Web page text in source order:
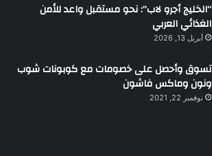
“الخليج أجرو لاب”: نحو مستقبل واعد للأمن
الغذائي العربي
أبريل 13, 2026
تسوق وأحصل على خصومات مع كوبونات شوب
ونون وماكس فاشون
نوفمبر 22, 2021